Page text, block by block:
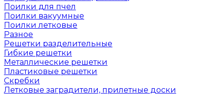
Поилки для пчел
Поилки вакуумные
Поилки летковые
Разное
Решетки разделительные
Гибкие решетки
Металлические решетки
Пластиковые решетки
Скребки
Летковые заградители, прилетные доски